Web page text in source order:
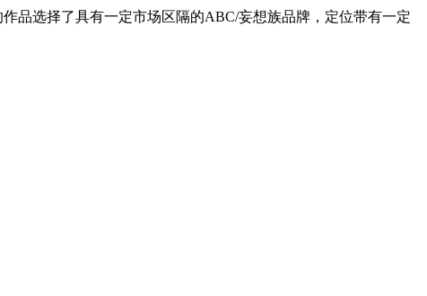
品选择了具有一定市场区隔的ABC/妄想族品牌，定位带有一定